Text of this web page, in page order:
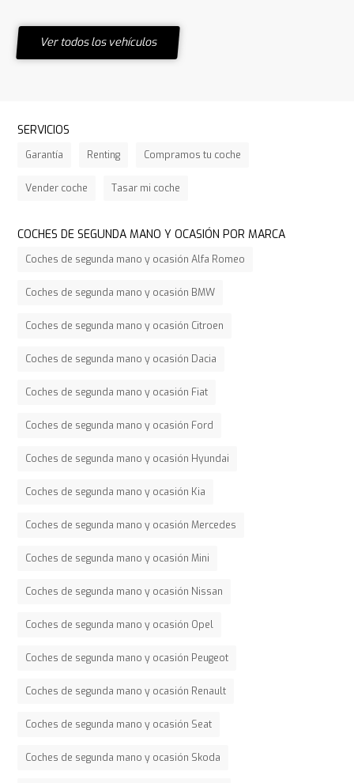
Ver todos los vehículos
SERVICIOS
Garantía Renting Compramos tu coche
Vender coche Tasar mi coche
COCHES DE SEGUNDA MANO Y OCASIÓN POR MARCA
Coches de segunda mano y ocasión Alfa Romeo
Coches de segunda mano y ocasión BMW
Coches de segunda mano y ocasión Citroen
Coches de segunda mano y ocasión Dacia
Coches de segunda mano y ocasión Fiat
Coches de segunda mano y ocasión Ford
Coches de segunda mano y ocasión Hyundai
Coches de segunda mano y ocasión Kia
Coches de segunda mano y ocasión Mercedes
Coches de segunda mano y ocasión Mini
Coches de segunda mano y ocasión Nissan
Coches de segunda mano y ocasión Opel
Coches de segunda mano y ocasión Peugeot
Coches de segunda mano y ocasión Renault
Coches de segunda mano y ocasión Seat
Coches de segunda mano y ocasión Skoda